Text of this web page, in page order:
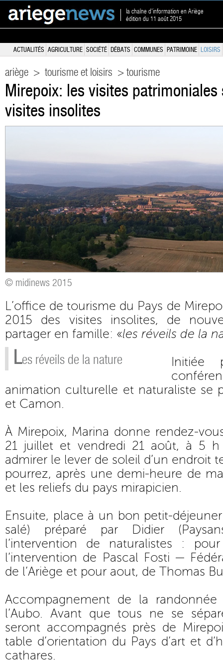
la chaîne d'information en Ariège
édition du 11 août 2015
ACTUALITÉS AGRICULTURE SOCIÉTÉ DÉBATS COMMUNES PATRIMOINE LOISIRS
ariège > tourisme et loisirs > tourisme
Mirepoix: les visites
visites insolites
© midinews 2015
L’office de tourisme du Pays de
2015 des visites insolites, de
partager en famille: «les réveils de la
Les réveils de la nature
Initiée
animation culturelle et naturaliste se
et Camon.
À Mirepoix, Marina donne rendez-
21 juillet et vendredi 21 août, à 5
admirer le lever de soleil d’un endroit
pourrez, après une demi-heure de
et les reliefs du pays mirapicien.
Ensuite, place à un bon petit-
salé) préparé par Didier
l’intervention de naturalistes :
l’intervention de Pascal Fosti —
de l’Ariège et pour aout, de Thomas
Accompagnement de la
l’Aubo. Avant que tous ne se
seront accompagnés près de
table d’orientation du Pays d’art et
cathares.